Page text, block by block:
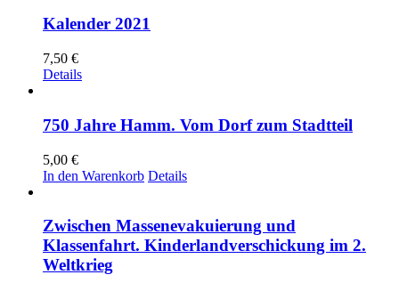
Kalender 2021
7,50 €
Details
750 Jahre Hamm. Vom Dorf zum Stadtteil
5,00 €
In den Warenkorb Details
Zwischen Massenevakuierung und
Klassenfahrt. Kinderlandverschickung im 2.
Weltkrieg